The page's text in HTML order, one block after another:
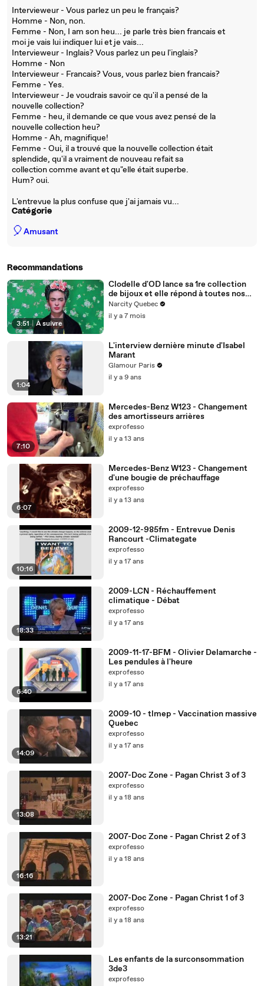
Intervieweur - Vous parlez un peu le français?
Homme - Non, non.
Femme - Non, I am son heu... je parle très bien francais et
moi je vais lui indiquer lui et je vais...
Intervieweur - Inglais? Vous parlez un peu l'inglais?
Homme - Non
Intervieweur - Francais? Vous, vous parlez bien francais?
Femme - Yes.
Intervieweur - Je voudrais savoir ce qu'il a pensé de la
nouvelle collection?
Femme - heu, il demande ce que vous avez pensé de la
nouvelle collection heu?
Homme - Ah, magnifique!
Femme - Oui, il a trouvé que la nouvelle collection était
splendide, qu'il a vraiment de nouveau refait sa
collection comme avant et qu"elle était superbe.
Hum? oui.
L'entrevue la plus confuse que j'ai jamais vu...
Catégorie
🎈Amusant
Recommandations
3:51 | À suivre
Clodelle d'OD lance sa 1re collection
de bijoux et elle répond à toutes nos
questions
Narcity Quebec
il y a 7 mois
1:04
L'interview dernière minute d'Isabel
Marant
Glamour Paris
il y a 9 ans
7:10
Mercedes-Benz W123 - Changement
des amortisseurs arrières
exprofesso
il y a 13 ans
6:07
Mercedes-Benz W123 - Changement
d'une bougie de préchauffage
exprofesso
il y a 13 ans
10:16
2009-12-985fm - Entrevue Denis
Rancourt -Climategate
exprofesso
il y a 17 ans
18:33
2009-LCN - Réchauffement
climatique - Débat
exprofesso
il y a 17 ans
6:40
2009-11-17-BFM - Olivier Delamarche -
Les pendules à l'heure
exprofesso
il y a 17 ans
14:09
2009-10 - tlmep - Vaccination massive
Quebec
exprofesso
il y a 17 ans
13:08
2007-Doc Zone - Pagan Christ 3 of 3
exprofesso
il y a 18 ans
16:16
2007-Doc Zone - Pagan Christ 2 of 3
exprofesso
il y a 18 ans
13:21
2007-Doc Zone - Pagan Christ 1 of 3
exprofesso
il y a 18 ans
Les enfants de la surconsommation
3de3
exprofesso